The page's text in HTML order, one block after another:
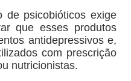
de psicobióticos exige
que esses produtos
antidepressivos e,
com prescrição
nutricionistas.